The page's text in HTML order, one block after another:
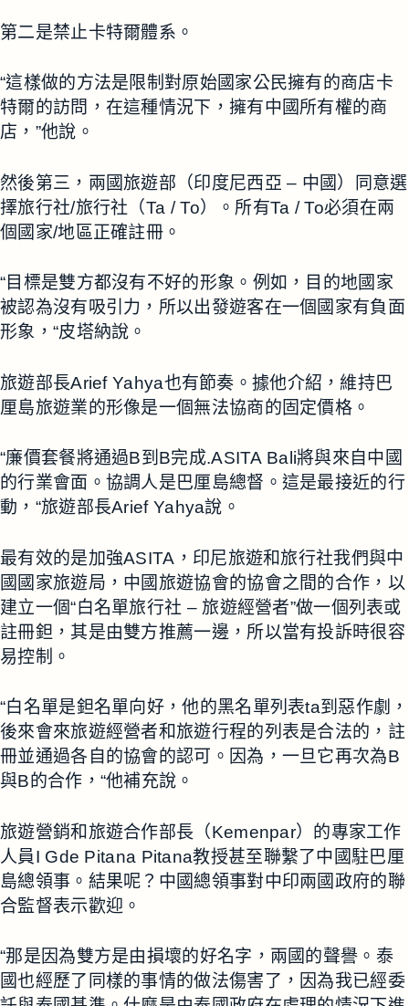
第二是禁止卡特爾體系。
“這樣做的方法是限制對原始國家公民擁有的商店卡
特爾的訪問，在這種情況下，擁有中國所有權的商
店，”他說。
然後第三，兩國旅遊部（印度尼西亞 – 中國）同意選
擇旅行社/旅行社（Ta / To）。所有Ta / To必須在兩
個國家/地區正確註冊。
“目標是雙方都沒有不好的形象。例如，目的地國家
被認為沒有吸引力，所以出發遊客在一個國家有負面
形象，“皮塔納說。
旅遊部長Arief Yahya也有節奏。據他介紹，維持巴
厘島旅遊業的形像是一個無法協商的固定價格。
“廉價套餐將通過B到B完成.ASITA Bali將與來自中國
的行業會面。協調人是巴厘島總督。這是最接近的行
動，“旅遊部長Arief Yahya說。
最有效的是加強ASITA，印尼旅遊和旅行社我們與中
國國家旅遊局，中國旅遊協會的協會之間的合作，以
建立一個“白名單旅行社 – 旅遊經營者”做一個列表或
註冊鉭，其是由雙方推薦一邊，所以當有投訴時很容
易控制。
“白名單是鉭名單向好，他的黑名單列表ta到惡作劇，
後來會來旅遊經營者和旅遊行程的列表是合法的，註
冊並通過各自的協會的認可。因為，一旦它再次為B
與B的合作，“他補充說。
旅遊營銷和旅遊合作部長（Kemenpar）的專家工作
人員I Gde Pitana Pitana教授甚至聯繫了中國駐巴厘
島總領事。結果呢？中國總領事對中印兩國政府的聯
合監督表示歡迎。
“那是因為雙方是由損壞的好名字，兩國的聲譽。泰
國也經歷了同樣的事情的做法傷害了，因為我已經委